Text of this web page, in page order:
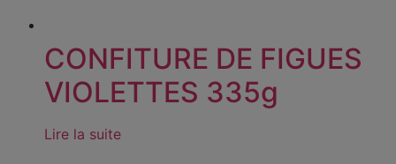
CONFITURE DE FIGUES
VIOLETTES 335g
Lire la suite